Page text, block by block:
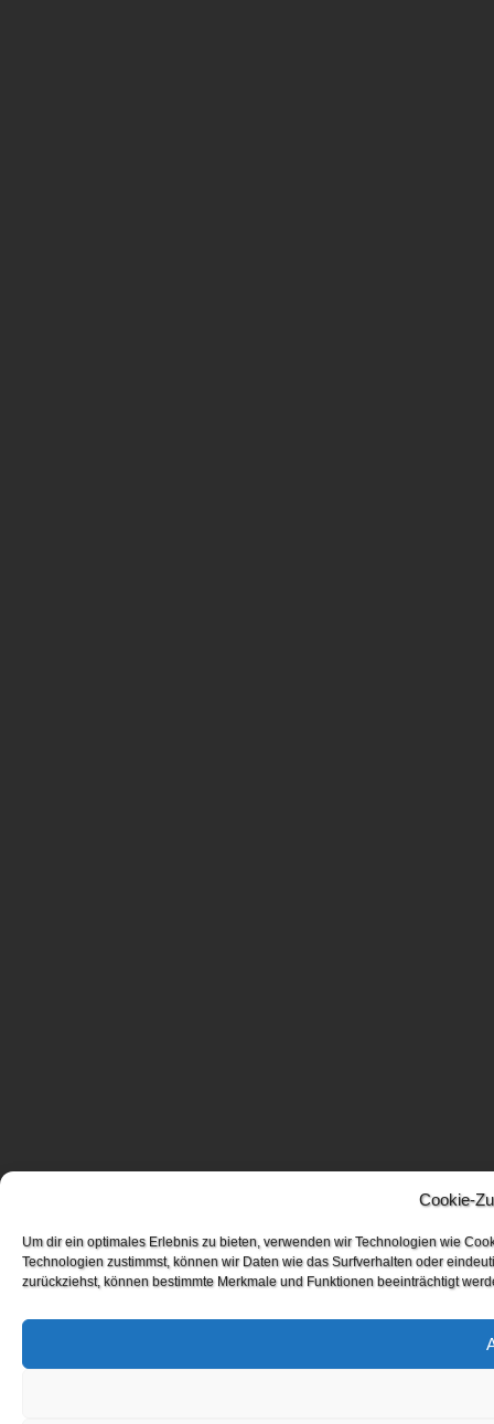
Cookie-
Um dir ein optimales Erlebnis zu bieten, verwenden wir Technologien wie
Technologien zustimmst, können wir Daten wie das Surfverhalten oder
zurückziehst, können bestimmte Merkmale und Funktionen beeinträchtigt